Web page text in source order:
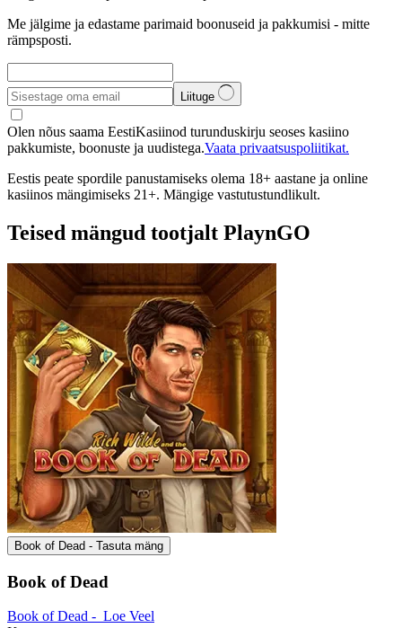
Me jälgime ja edastame parimaid boonuseid ja pakkumisi - mitte
rämpsposti.
Liituge
Olen nõus saama EestiKasiinod turunduskirju seoses kasiino
pakkumiste, boonuste ja uudistega.Vaata privaatsuspoliitikat.
Eestis peate spordile panustamiseks olema 18+ aastane ja online
kasiinos mängimiseks 21+. Mängige vastutustundlikult.
Teised mängud tootjalt PlaynGO
Book of Dead - Tasuta mäng
Book of Dead
Book of Dead - Loe Veel